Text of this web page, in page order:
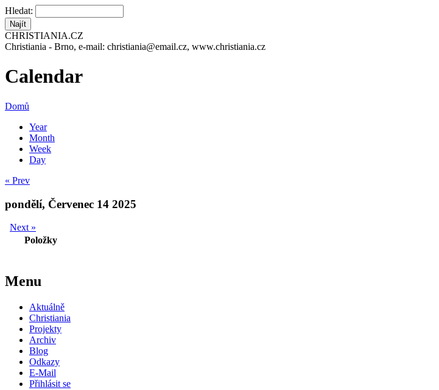
Hledat:
CHRISTIANIA.CZ
Christiania - Brno, e-mail: christiania@email.cz, www.christiania.cz
Calendar
Domů
Year
Month
Week
Day
« Prev
pondělí, Červenec 14 2025
Next »
Položky
Menu
Aktuálně
Christiania
Projekty
Archiv
Blog
Odkazy
E-Mail
Přihlásit se